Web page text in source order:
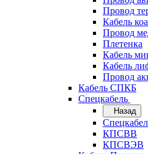
Провод
Кабель
Провод
Плетенка
Кабель
Кабель
Провод
Кабель СПКБ
Спецкабель
Назад
КПСВВ
КПСВЭВ